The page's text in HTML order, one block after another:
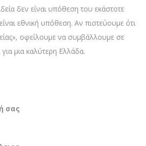
δεν είναι υπόθεση του εκάστοτε
εθνική υπόθεση. Αν πιστεύουμε ότι
οφείλουμε να συμβάλλουμε σε
μια καλύτερη Ελλάδα.
σας